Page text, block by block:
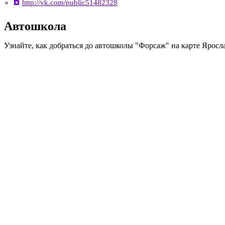
http://vk.com/public51482328
Автошкола
Узнайте, как добраться до автошколы "Форсаж" на карте